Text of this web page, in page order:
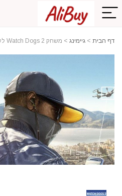
דף הבית > גיימינג > משחק Watch Dogs 2 לקונסולת Xbox One